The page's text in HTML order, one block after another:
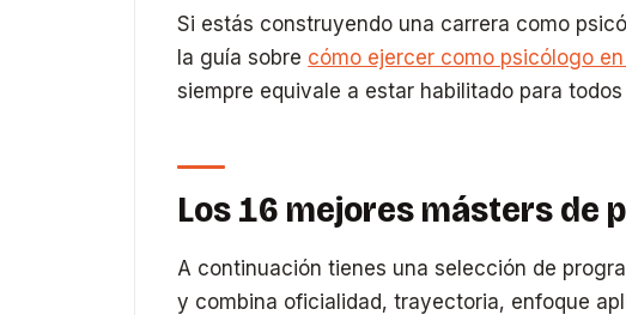
Si estás construyendo una carrera como
la guía sobre cómo ejercer como psicólogo en
siempre equivale a estar habilitado para
Los 16 mejores másters de
A continuación tienes una selección de
y combina oficialidad, trayectoria, enfoque